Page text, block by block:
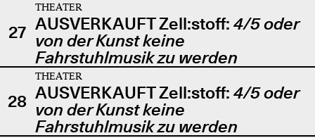
27
THEATER
AUSVERKAUFT Zell:stoff: 4/5 oder
von der Kunst keine
Fahrstuhlmusik zu werden
28
THEATER
AUSVERKAUFT Zell:stoff: 4/5 oder
von der Kunst keine
Fahrstuhlmusik zu werden